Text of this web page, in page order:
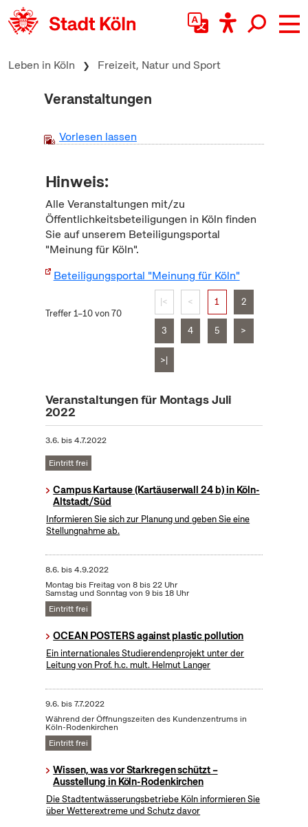
zum Inhalt springen
Leben in Köln Freizeit, Natur und Sport
Veranstaltungen
Vorlesen lassen
Hinweis:
Alle Veranstaltungen mit/zu
Öffentlichkeitsbeteiligungen in Köln finden
Sie auf unserem Beteiligungsportal
"Meinung für Köln".
Beteiligungsportal "Meinung für Köln"
Treffer 1–10 von 70
|< < 1 2
3 4 5 >
>|
Veranstaltungen für Montags Juli
2022
3.6. bis4.7.2022
Eintritt frei
Campus Kartause (Kartäuserwall 24 b) in Köln-
Altstadt/Süd
Informieren Sie sich zur Planung und geben Sie eine
Stellungnahme ab.
8.6. bis4.9.2022
Montag bis Freitag von 8 bis 22 Uhr
Samstag und Sonntag von 9 bis 18 Uhr
Eintritt frei
OCEAN POSTERS against plastic pollution
Ein internationales Studierendenprojekt unter der
Leitung von Prof. h.c. mult. Helmut Langer
9.6. bis7.7.2022
Während der Öffnungszeiten des Kundenzentrums in
Köln-Rodenkirchen
Eintritt frei
Wissen, was vor Starkregen schützt –
Ausstellung in Köln-Rodenkirchen
Die Stadtentwässerungsbetriebe Köln informieren Sie
über Wetterextreme und Schutz davor